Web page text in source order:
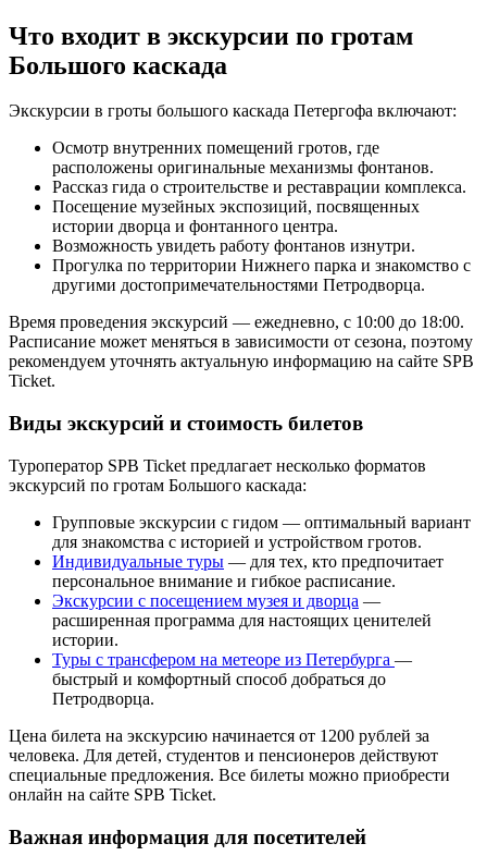
Что входит в экскурсии по гротам
Большого каскада
Экскурсии в гроты большого каскада Петергофа включают:
Осмотр внутренних помещений гротов, где
расположены оригинальные механизмы фонтанов.
Рассказ гида о строительстве и реставрации комплекса.
Посещение музейных экспозиций, посвященных
истории дворца и фонтанного центра.
Возможность увидеть работу фонтанов изнутри.
Прогулка по территории Нижнего парка и знакомство с
другими достопримечательностями Петродворца.
Время проведения экскурсий — ежедневно, с 10:00 до 18:00.
Расписание может меняться в зависимости от сезона, поэтому
рекомендуем уточнять актуальную информацию на сайте SPB
Ticket.
Виды экскурсий и стоимость билетов
Туроператор SPB Ticket предлагает несколько форматов
экскурсий по гротам Большого каскада:
Групповые экскурсии с гидом — оптимальный вариант
для знакомства с историей и устройством гротов.
Индивидуальные туры — для тех, кто предпочитает
персональное внимание и гибкое расписание.
Экскурсии с посещением музея и дворца —
расширенная программа для настоящих ценителей
истории.
Туры с трансфером на метеоре из Петербурга —
быстрый и комфортный способ добраться до
Петродворца.
Цена билета на экскурсию начинается от 1200 рублей за
человека. Для детей, студентов и пенсионеров действуют
специальные предложения. Все билеты можно приобрести
онлайн на сайте SPB Ticket.
Важная информация для посетителей